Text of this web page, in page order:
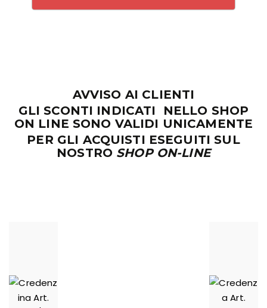
AVVISO AI CLIENTI
GLI SCONTI INDICATI NELLO SHOP
ON LINE SONO VALIDI UNICAMENTE
PER GLI ACQUISTI ESEGUITI SUL
NOSTRO SHOP ON-LINE